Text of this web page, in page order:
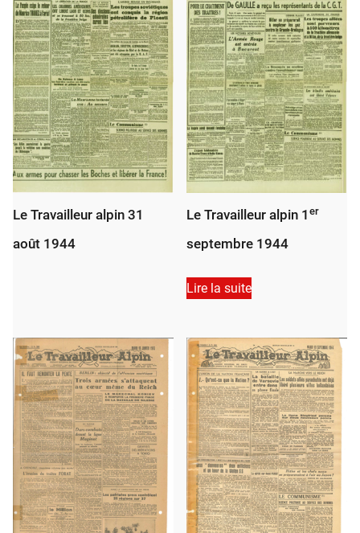
Le Travailleur alpin 31
août 1944
Le Travailleur alpin 1er
septembre 1944
Lire la suite